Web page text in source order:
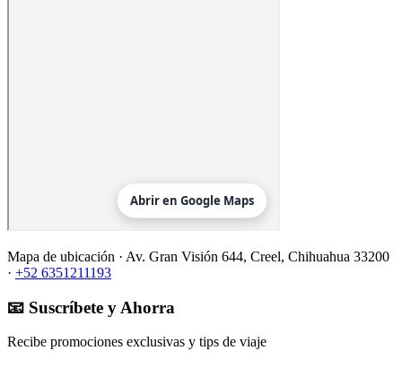
Mapa de ubicación · Av. Gran Visión 644, Creel, Chihuahua 33200
· +52 6351211193
📧 Suscríbete y Ahorra
Recibe promociones exclusivas y tips de viaje